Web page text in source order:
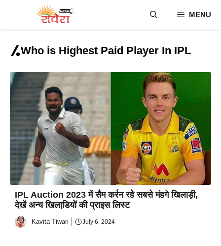
content
MENU
Who is Highest Paid Player In IPL
IPL Auction 2023 में सैम कर्रन रहे सबसे मंहगे खिलाड़ी,
देखें अन्य खिलाडि़यों की प्राइस लिस्ट
Kavita Tiwari July 6, 2024